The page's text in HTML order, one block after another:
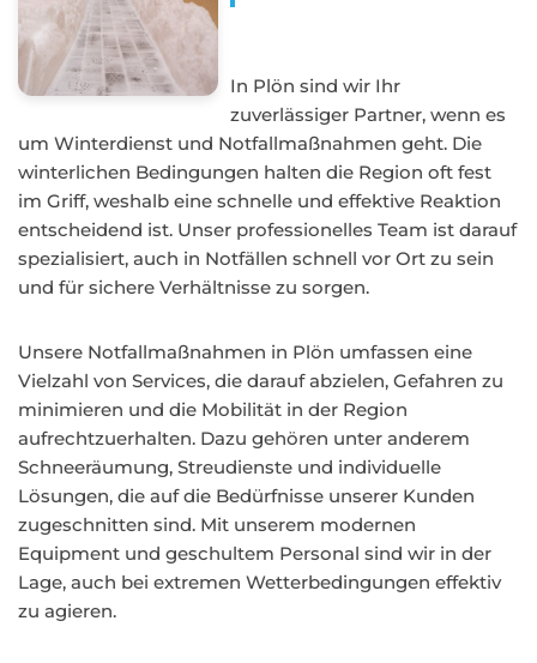
In Plön sind wir Ihr
zuverlässiger Partner, wenn es
um Winterdienst und Notfallmaßnahmen geht. Die
winterlichen Bedingungen halten die Region oft fest
im Griff, weshalb eine schnelle und effektive Reaktion
entscheidend ist. Unser professionelles Team ist darauf
spezialisiert, auch in Notfällen schnell vor Ort zu sein
und für sichere Verhältnisse zu sorgen.
Unsere Notfallmaßnahmen in Plön umfassen eine
Vielzahl von Services, die darauf abzielen, Gefahren zu
minimieren und die Mobilität in der Region
aufrechtzuerhalten. Dazu gehören unter anderem
Schneeräumung, Streudienste und individuelle
Lösungen, die auf die Bedürfnisse unserer Kunden
zugeschnitten sind. Mit unserem modernen
Equipment und geschultem Personal sind wir in der
Lage, auch bei extremen Wetterbedingungen effektiv
zu agieren.